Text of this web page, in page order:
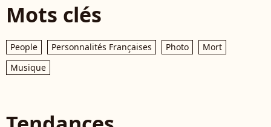
Mots clés
People Personnalités Françaises Photo
Mort
Musique